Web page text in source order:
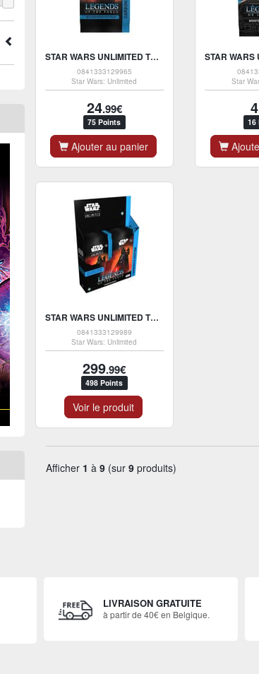
STAR WARS UNLIMITED TCG - LEGENDS OF THE FORCE CARBONITE BOOSTER PACK - UK
0841333129965
Star Wars: Unlimited
24.99€
75 Points
Ajouter au panier
Star
4
16
STAR WARS UNLIMITED TCG - LEGENDS OF THE FORCE CARBONITE BOOSTER PACKS DISPLAY (DISPLAY X12) - UK
0841333129989
Star Wars: Unlimited
299.99€
498 Points
Voir le produit
Afficher 1 à 9(sur 9produits)
LIVRAISON GRATUITE
à partir de 40€ en Belgique.